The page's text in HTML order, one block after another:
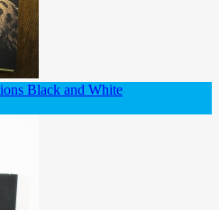
Black and White